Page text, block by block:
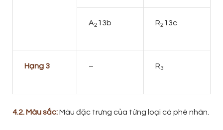
A2 13b R2 13c
Hạng 3 – R3
4.2. Màu sắc:Màu đặc trưng của từng loại cà phê nhân.